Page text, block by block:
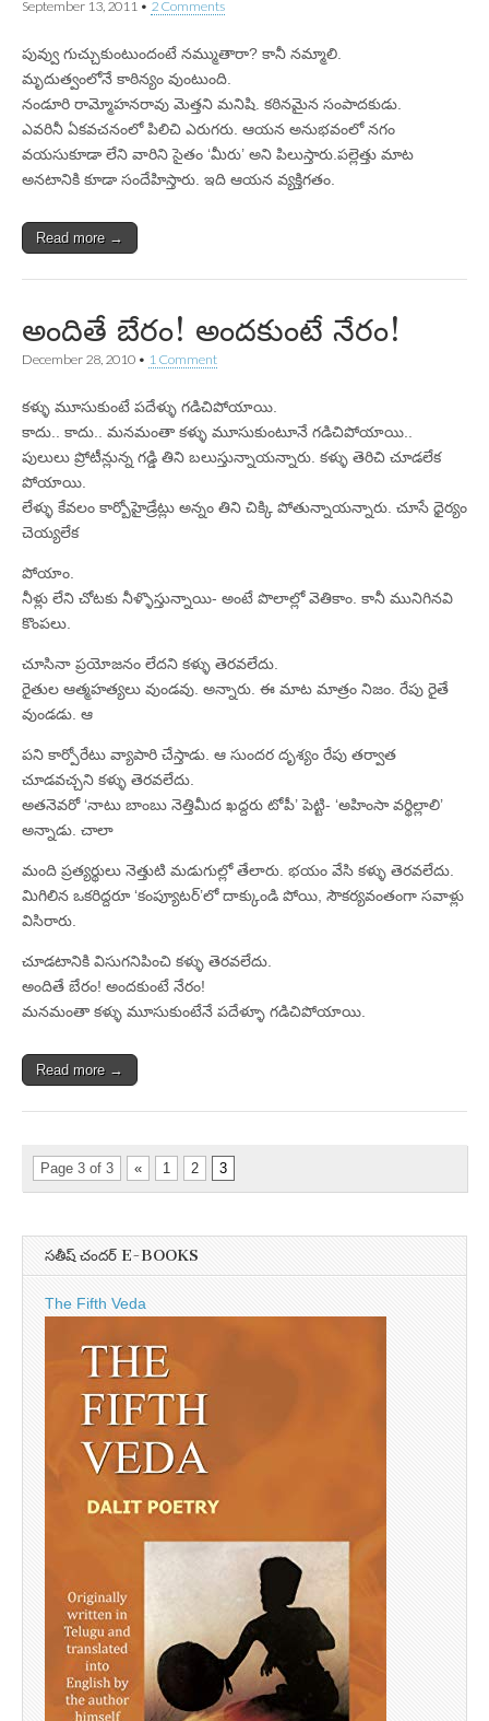
September 13, 2011 • 2 Comments
పువ్వు గుచ్చుకుంటుందంటే నమ్ముతారా? కానీ నమ్మాలి.
మృదుత్వంలోనే కాఠిన్యం వుంటుంది.
నండూరి రామ్మోహనరావు మెత్తని మనిషి. కఠినమైన సంపాదకుడు.
ఎవరినీ ఏకవచనంలో పిలిచి ఎరుగరు. ఆయన అనుభవంలో నగం
వయసుకూడా లేని వారిని సైతం ‘మీరు’ అని పిలుస్తారు.పల్లెత్తు మాట
అనటానికి కూడా సందేహిస్తారు. ఇది ఆయన వ్యక్తిగతం.
Read more →
అందితే బేరం! అందకుంటే నేరం!
December 28, 2010 • 1 Comment
కళ్ళు మూసుకుంటే పదేళ్ళు గడిచిపోయాయి.
కాదు.. కాదు.. మనమంతా కళ్ళు మూసుకుంటూనే గడిచిపోయాయి..
పులులు ప్రోటీన్లున్న గడ్డి తిని బలుస్తున్నాయన్నారు. కళ్ళు తెరిచి చూడలేక
పోయాయి.
లేళ్ళు కేవలం కార్బోహైడ్రేట్లు అన్నం తిని చిక్కి పోతున్నాయన్నారు. చూసే ధైర్యం
చెయ్యలేక
పోయాం.
నీళ్లు లేని చోటకు నీళ్ళొస్తున్నాయి- అంటే పొలాల్లో వెతికాం. కానీ మునిగినవి
కొంపలు.
చూసినా ప్రయోజనం లేదని కళ్ళు తెరవలేదు.
రైతుల ఆత్మహత్యలు వుండవు. అన్నారు. ఈ మాట మాత్రం నిజం. రేపు రైతే
వుండడు. ఆ
పని కార్పోరేటు వ్యాపారి చేస్తాడు. ఆ సుందర దృశ్యం రేపు తర్వాత
చూడవచ్చని కళ్ళు తెరవలేదు.
అతనెవరో ‘నాటు బాంబు నెత్తిమీద ఖద్దరు టోపీ’ పెట్టి- ‘అహింసా వర్థిల్లాలి’
అన్నాడు. చాలా
మంది ప్రత్యర్థులు నెత్తుటి మడుగుల్లో తేలారు. భయం వేసి కళ్ళు తెరవలేదు.
మిగిలిన ఒకరిద్దరూ ‘కంప్యూటర్‌’లో దాక్కుండి పోయి, సౌకర్యవంతంగా సవాళ్లు
విసిరారు.
చూడటానికి విసుగనిపించి కళ్ళు తెరవలేదు.
అందితే బేరం! అందకుంటే నేరం!
మనమంతా కళ్ళు మూసుకుంటేనే పదేళ్ళూ గడిచిపోయాయి.
Read more →
Page 3 of 3 « 1 2 3
సతీష్ చందర్ E-BOOKS
The Fifth Veda